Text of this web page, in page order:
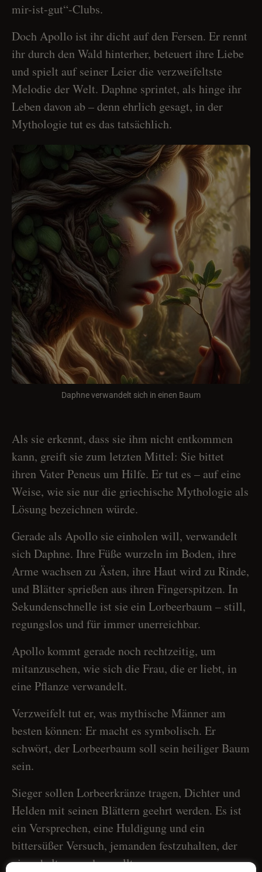
mir-ist-gut“-Clubs.
Doch Apollo ist ihr dicht auf den Fersen. Er rennt
ihr durch den Wald hinterher, beteuert ihre Liebe
und spielt auf seiner Leier die verzweifeltste
Melodie der Welt. Daphne sprintet, als hinge ihr
Leben davon ab – denn ehrlich gesagt, in der
Mythologie tut es das tatsächlich.
Daphne verwandelt sich in einen Baum
Als sie erkennt, dass sie ihm nicht entkommen
kann, greift sie zum letzten Mittel: Sie bittet
ihren Vater Peneus um Hilfe. Er tut es – auf eine
Weise, wie sie nur die griechische Mythologie als
Lösung bezeichnen würde.
Gerade als Apollo sie einholen will, verwandelt
sich Daphne. Ihre Füße wurzeln im Boden, ihre
Arme wachsen zu Ästen, ihre Haut wird zu Rinde,
und Blätter sprießen aus ihren Fingerspitzen. In
Sekundenschnelle ist sie ein Lorbeerbaum – still,
regungslos und für immer unerreichbar.
Apollo kommt gerade noch rechtzeitig, um
mitanzusehen, wie sich die Frau, die er liebt, in
eine Pflanze verwandelt.
Verzweifelt tut er, was mythische Männer am
besten können: Er macht es symbolisch. Er
schwört, der Lorbeerbaum soll sein heiliger Baum
sein.
Sieger sollen Lorbeerkränze tragen, Dichter und
Helden mit seinen Blättern geehrt werden. Es ist
ein Versprechen, eine Huldigung und ein
bittersüßer Versuch, jemanden festzuhalten, der
nie gehalten werden wollte.